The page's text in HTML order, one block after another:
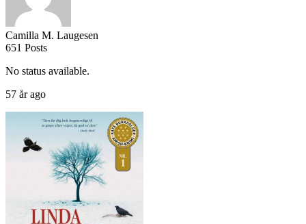
Camilla M. Laugesen
651 Posts
No status available.
57 år ago